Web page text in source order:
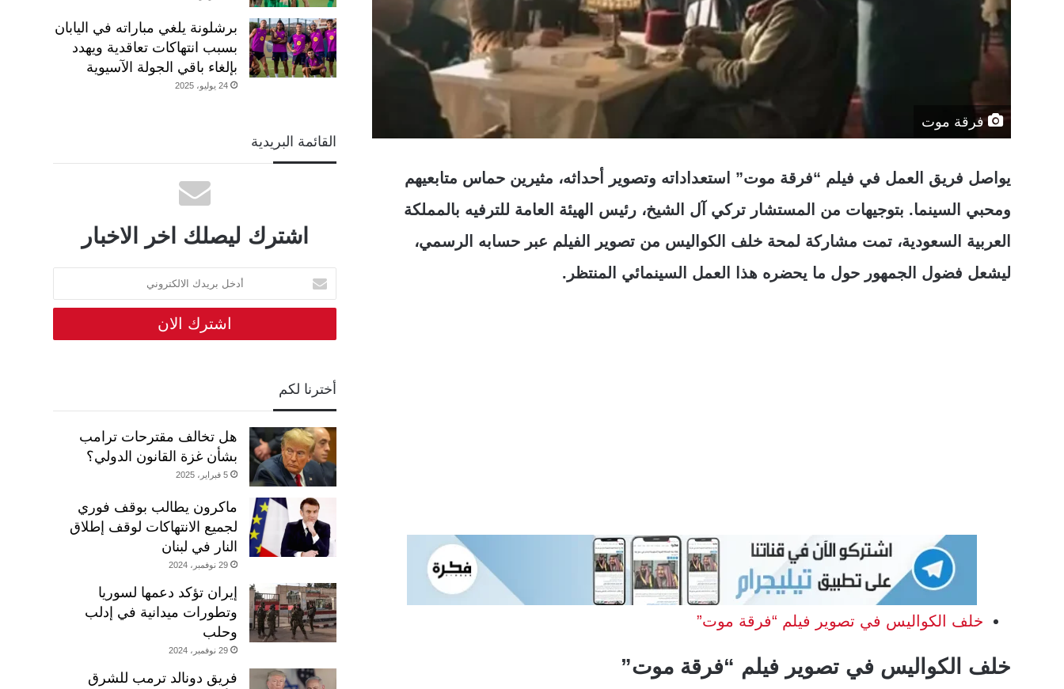
فرقة موت
يواصل فريق العمل في فيلم “فرقة موت” استعداداته وتصوير أحداثه، مثيرين حماس متابعيهم
ومحبي السينما. بتوجيهات من المستشار تركي آل الشيخ، رئيس الهيئة العامة للترفيه بالمملكة
العربية السعودية، تمت مشاركة لمحة خلف الكواليس من تصوير الفيلم عبر حسابه الرسمي،
ليشعل فضول الجمهور حول ما يحضره هذا العمل السينمائي المنتظر.
خلف الكواليس في تصوير فيلم “فرقة موت”
خلف الكواليس في تصوير فيلم “فرقة موت”
برشلونة يلغي مباراته في اليابان
بسبب انتهاكات تعاقدية ويهدد
بإلغاء باقي الجولة الآسيوية
24 يوليو، 2025
القائمة البريدية
اشترك ليصلك اخر الاخبار
أدخل
بريدك
الالكتروني
أخترنا لكم
هل تخالف مقترحات ترامب
بشأن غزة القانون الدولي؟
5 فبراير، 2025
ماكرون يطالب بوقف فوري
لجميع الانتهاكات لوقف إطلاق
النار في لبنان
29 نوفمبر، 2024
إيران تؤكد دعمها لسوريا
وتطورات ميدانية في إدلب
وحلب
29 نوفمبر، 2024
فريق دونالد ترمب للشرق